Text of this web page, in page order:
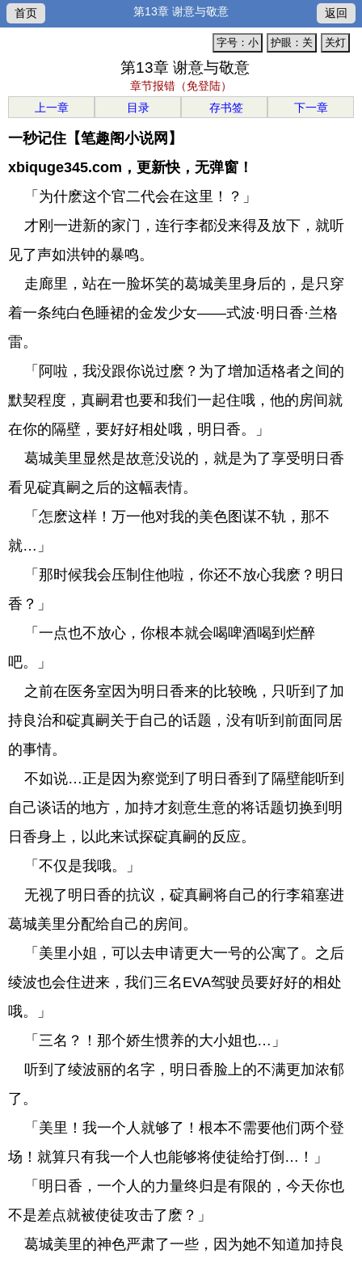
首页 第13章 谢意与敬意 返回
关灯
护眼：关
字号：小
第13章 谢意与敬意
章节报错（免登陆）
上一章
目录 存书签 下一章
一秒记住【笔趣阁小说网】
xbiquge345.com，更新快，无弹窗！
「为什麽这个官二代会在这里！？」
才刚一进新的家门，连行李都没来得及放下，就听
见了声如洪钟的暴鸣。
走廊里，站在一脸坏笑的葛城美里身后的，是只穿
着一条纯白色睡裙的金发少女——式波·明日香·兰格
雷。
「阿啦，我没跟你说过麽？为了增加适格者之间的
默契程度，真嗣君也要和我们一起住哦，他的房间就
在你的隔壁，要好好相处哦，明日香。」
葛城美里显然是故意没说的，就是为了享受明日香
看见碇真嗣之后的这幅表情。
「怎麽这样！万一他对我的美色图谋不轨，那不
就…」
「那时候我会压制住他啦，你还不放心我麽？明日
香？」
「一点也不放心，你根本就会喝啤酒喝到烂醉
吧。」
之前在医务室因为明日香来的比较晚，只听到了加
持良治和碇真嗣关于自己的话题，没有听到前面同居
的事情。
不如说…正是因为察觉到了明日香到了隔壁能听到
自己谈话的地方，加持才刻意生意的将话题切换到明
日香身上，以此来试探碇真嗣的反应。
「不仅是我哦。」
无视了明日香的抗议，碇真嗣将自己的行李箱塞进
葛城美里分配给自己的房间。
「美里小姐，可以去申请更大一号的公寓了。之后
绫波也会住进来，我们三名EVA驾驶员要好好的相处
哦。」
「三名？！那个娇生惯养的大小姐也…」
听到了绫波丽的名字，明日香脸上的不满更加浓郁
了。
「美里！我一个人就够了！根本不需要他们两个登
场！就算只有我一个人也能够将使徒给打倒…！」
「明日香，一个人的力量终归是有限的，今天你也
不是差点就被使徒攻击了麽？」
葛城美里的神色严肃了一些，因为她不知道加持良